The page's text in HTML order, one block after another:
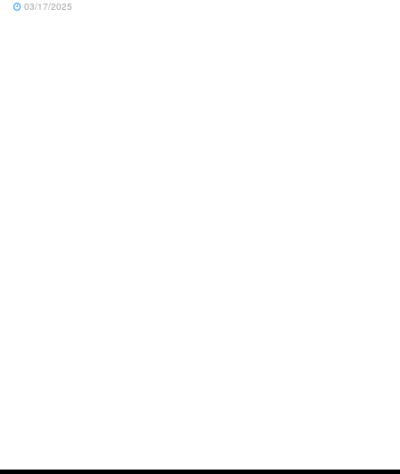
03/17/2025